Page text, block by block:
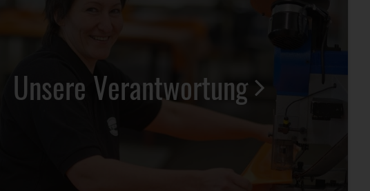
Unsere Verantwortung